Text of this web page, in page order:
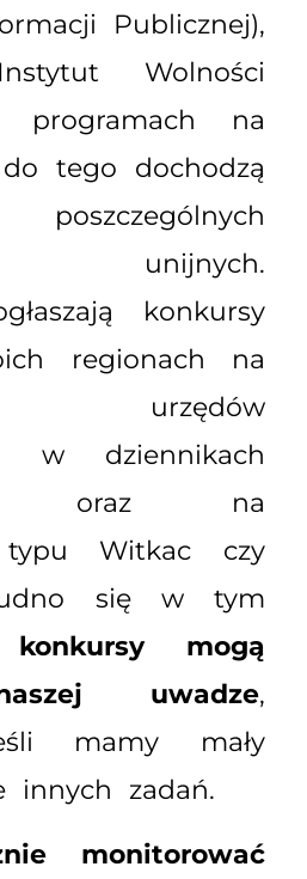
Publicznej),
Wolności
programach na
tego dochodzą
unijnych.
konkursy
regionach na
urzędów
w dziennikach
oraz na
typu Witkac czy
się w tym
konkursy mogą
uwadze,
mamy mały
innych zadań.
monitorować